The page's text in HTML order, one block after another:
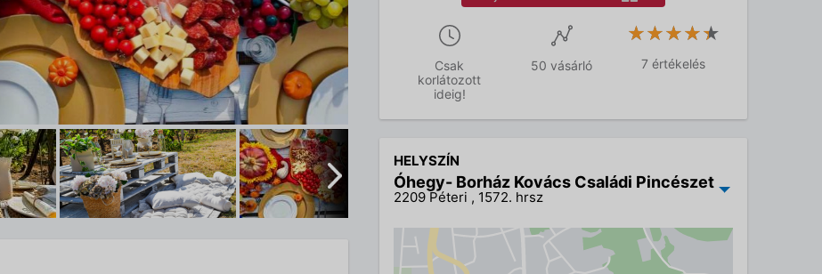
Csak
korlátozott
ideig!
50 vásárló
★★★★★
★★★★★
7 értékelés
HELYSZÍN
Óhegy- Borház Kovács Családi Pincészet
2209 Péteri , 1572. hrsz